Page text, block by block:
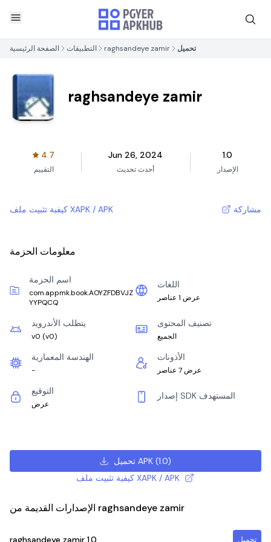
الصفحة الرئيسية التطبيقات raghsandeye zamir تحميل
raghsandeye zamir
4.7
التقييم
Jun 26, 2024
أحدث تحديث
1.0
الإصدار
كيفية تثبيت ملف XAPK / APK مشاركة
معلومات الحزمة
اسم الحزمة
com.appmk.book.AOYZFDBVJZ
YYPQCQ
اللغات
عرض 1 عناصر
يتطلب الأندرويد
v0 (v0)
تصنيف المحتوى
الجميع
الهندسة المعمارية
-
الأذونات
عرض 7 عناصر
التوقيع
عرض
إصدار SDK المستهدف
تحميل APK (1.0)
كيفية تثبيت ملف XAPK / APK
الإصدارات القديمة من raghsandeye zamir
raghsandeye zamir 1.0 تحميل